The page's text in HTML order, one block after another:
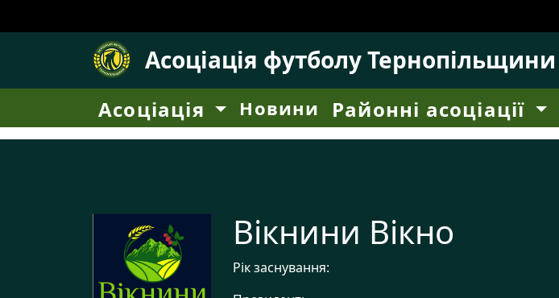
Асоціація футболу Тернопільщини
Асоціація Новини Районні асоціації
Вікнини Вікно
Рік заснування: